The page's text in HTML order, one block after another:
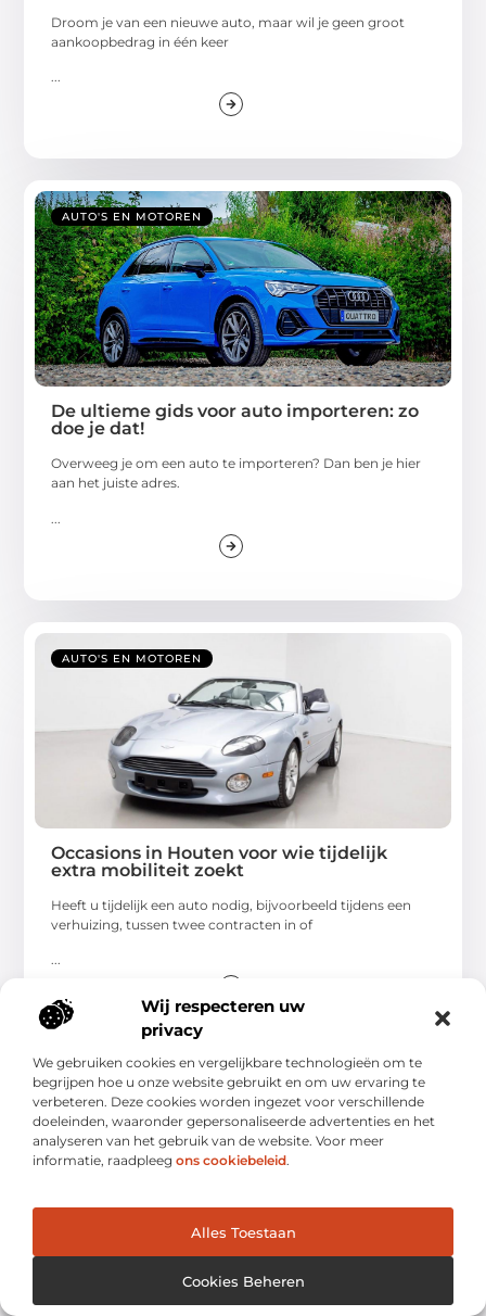
Wij respecteren uw
privacy
We gebruiken cookies en vergelijkbare technologieën om te
begrijpen hoe u onze website gebruikt en om uw ervaring te
verbeteren. Deze cookies worden ingezet voor verschillende
doeleinden, waaronder gepersonaliseerde advertenties en het
analyseren van het gebruik van de website. Voor meer
informatie, raadpleeg ons cookiebeleid.
Alles Toestaan
Cookies Beheren
Droom je van een nieuwe auto, maar wil je geen groot
aankoopbedrag in één keer
...
AUTO'S EN MOTOREN
De ultieme gids voor auto importeren: zo
doe je dat!
Overweeg je om een auto te importeren? Dan ben je hier
aan het juiste adres.
AUTO'S EN MOTOREN
Occasions in Houten voor wie tijdelijk
extra mobiliteit zoekt
Heeft u tijdelijk een auto nodig, bijvoorbeeld tijdens een
verhuizing, tussen twee contracten in of
...
AUTO'S EN MOTOREN
bandenpompen